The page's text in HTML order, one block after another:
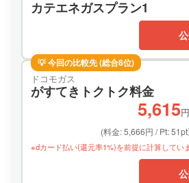
カテエネガスプラン1
💡 今回の比較先 (総合8位)
ドコモガス
がすてきトクトク料金
5,615
(料金: 5,666円 / Pt:
※dカード払い(還元率1%)を前提に計算していま